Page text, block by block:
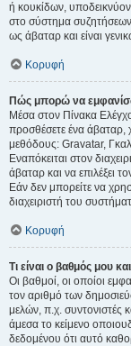
ή κουκίδων,
στο σύστημα
ως άβαταρ και είναι
Κορυφή
Πώς μπορώ να
Μέσα στον Πίνακα
προσθέσετε ένα άβαταρ,
μεθόδους: Gravatar,
Εναπόκειται στον
άβαταρ και να επιλέξει
Εάν δεν μπορείτε να
διαχειριστή του
Κορυφή
Τι είναι ο βαθμός μου
Οι βαθμοί, οι οποίοι
τον αριθμό των
μελών, π.χ. συντονιστές
άμεσα το κείμενο
δεδομένου ότι αυτό